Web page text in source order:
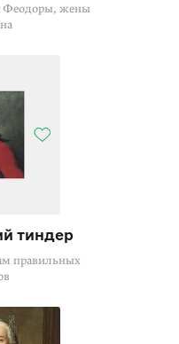
Феодоры, жены
тиндер
правильных